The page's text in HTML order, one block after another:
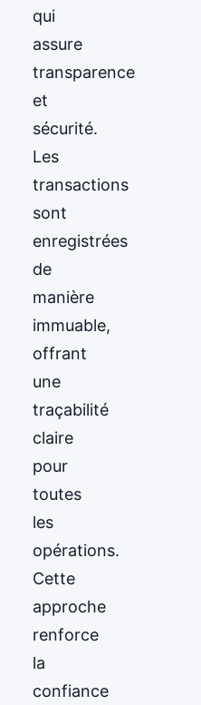
qui
assure
transparence
et
sécurité.
Les
transactions
sont
enregistrées
de
manière
immuable,
offrant
une
traçabilité
claire
pour
toutes
les
opérations.
Cette
approche
renforce
la
confiance